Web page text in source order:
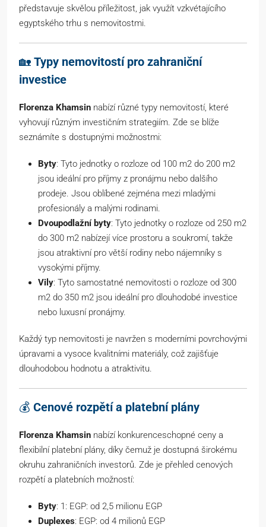
představuje skvělou příležitost, jak využít vzkvétajícího
egyptského trhu s nemovitostmi.
🏡 Typy nemovitostí pro zahraniční
investice
Florenza Khamsin nabízí různé typy nemovitostí, které
vyhovují různým investičním strategiím. Zde se blíže
seznámíte s dostupnými možnostmi:
Byty: Tyto jednotky o rozloze od 100 m2 do 200 m2
jsou ideální pro příjmy z pronájmu nebo dalšího
prodeje. Jsou oblíbené zejména mezi mladými
profesionály a malými rodinami.
Dvoupodlažní byty: Tyto jednotky o rozloze od 250 m2
do 300 m2 nabízejí více prostoru a soukromí, takže
jsou atraktivní pro větší rodiny nebo nájemníky s
vysokými příjmy.
Vily: Tyto samostatné nemovitosti o rozloze od 300
m2 do 350 m2 jsou ideální pro dlouhodobé investice
nebo luxusní pronájmy.
Každý typ nemovitosti je navržen s moderními povrchovými
úpravami a vysoce kvalitními materiály, což zajišťuje
dlouhodobou hodnotu a atraktivitu.
💰 Cenové rozpětí a platební plány
Florenza Khamsin nabízí konkurenceschopné ceny a
flexibilní platební plány, díky čemuž je dostupná širokému
okruhu zahraničních investorů. Zde je přehled cenových
rozpětí a platebních možností:
Byty: 1: EGP: od 2,5 milionu EGP
Duplexes: EGP: od 4 milionů EGP